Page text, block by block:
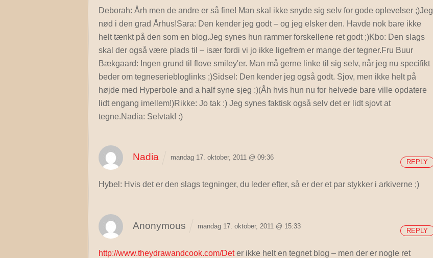
Deborah: Årh men de andre er så fine! Man skal ikke snyde sig selv for gode oplevelser ;)Jeg
nød i den grad Århus!Sara: Den kender jeg godt – og jeg elsker den. Havde nok bare ikke
helt tænkt på den som en blog.Jeg synes hun rammer forskellene ret godt ;)Kbo: Den slags
skal der også være plads til – især fordi vi jo ikke ligefrem er mange der tegner.Fru Buur
Bækgaard: Ingen grund til flove smiley'er. Man må gerne linke til sig selv, når jeg nu specifikt
beder om tegneseriebloglinks ;)Sidsel: Den kender jeg også godt. Sjov, men ikke helt på
højde med Hyperbole and a half syne sjeg :)(Åh hvis hun nu for helvede bare ville opdatere
lidt engang imellem!)Rikke: Jo tak :) Jeg synes faktisk også selv det er lidt sjovt at
tegne.Nadia: Selvtak! :)
Nadia mandag 17. oktober, 2011 @ 09:36
Hybel: Hvis det er den slags tegninger, du leder efter, så er der et par stykker i arkiverne ;)
REPLY
Anonymous mandag 17. oktober, 2011 @ 15:33
http://www.theydrawandcook.com/Deter ikke helt en tegnet blog – men der er nogle ret
REPLY